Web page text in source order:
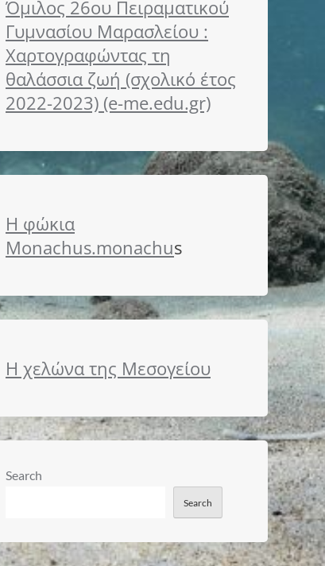
Όμιλος 26ου Πειραματικού
Γυμνασίου Μαρασλείου :
Χαρτογραφώντας τη
θαλάσσια ζωή (σχολικό έτος
2022-2023) (e-me.edu.gr)
Η φώκια
Monachus.monachus
Η χελώνα της Μεσογείου
Search
Search